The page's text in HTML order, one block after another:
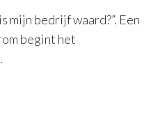
bedrijf waard?”. Een
begint het